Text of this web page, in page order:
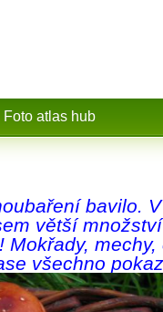
Foto atlas hub
bavilo.
větší
Mokřady,
všechno